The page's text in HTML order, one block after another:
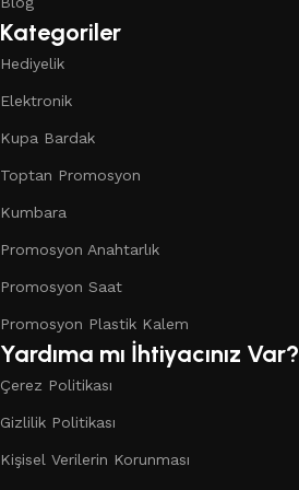
Kategoriler
Hediyelik
Elektronik
Kupa Bardak
Toptan Promosyon
Kumbara
Promosyon Anahtarlık
Promosyon Saat
Promosyon Plastik Kalem
Yardıma mı İhtiyacınız Var?
Çerez Politikası
Gizlilik Politikası
Kişisel Verilerin Korunması